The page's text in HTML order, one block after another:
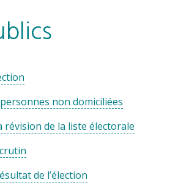
non domiciliées
révision de la liste électorale
de l’élection